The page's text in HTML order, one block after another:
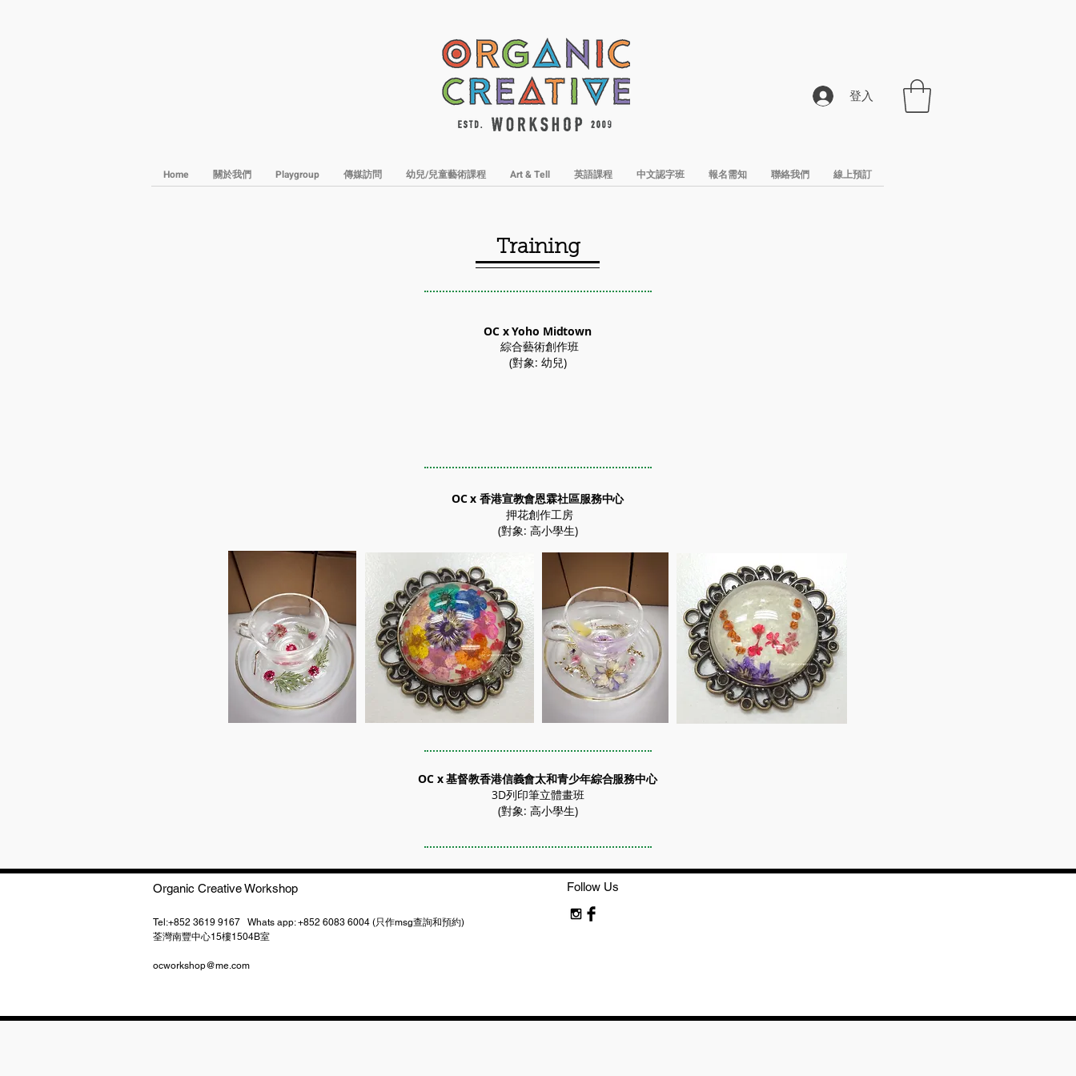
登入
Home 關於我們 Playgroup 傳媒訪問 幼兒/兒童藝術課程 Art & Tell 英語課程 中文認字班 報名需知 聯絡我們 線上預訂
Training
OC x Yoho Midtown
綜合藝術創作班
(對象: 幼兒)
OC x 香港宣教會恩霖社區服務中心
押花創作工房
(對象: 高小學生)
OC x 基督教香港信義會太和青少年綜合服務中心
3D列印筆立體畫班
(對象: 高小學生)
Organic Creative Workshop
Tel:+852 3619 9167 Whats app: +852 6083 6004 (只作msg查詢和預約)
​荃灣南豐中心15樓1504B室
ocworkshop@me.com
Follow Us